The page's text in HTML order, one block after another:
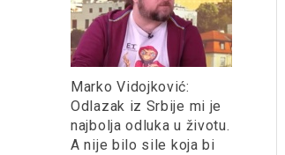
Marko Vidojković:
Odlazak iz Srbije mi je
najbolja odluka u životu.
A nije bilo sile koja bi